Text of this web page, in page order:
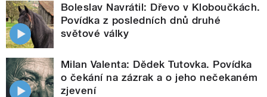
Boleslav Navrátil: Dřevo v Kloboučkách.
Povídka z posledních dnů druhé
světové války
Milan Valenta: Dědek Tutovka. Povídka
o čekání na zázrak a o jeho nečekaném
zjevení